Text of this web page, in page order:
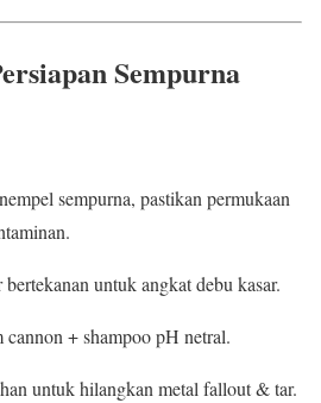
Sempurna
sempurna, pastikan permukaan
bertekanan untuk angkat debu kasar.
cannon + shampoo pH netral.
untuk hilangkan metal fallout & tar.